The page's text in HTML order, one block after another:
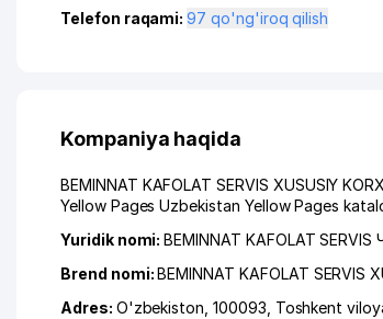
Telefon raqami:
97 qo'ng'iroq qilish
Kompaniya haqida
BEMINNAT KAFOLAT SERVIS XUSUSIY
Yellow Pages Uzbekistan Yellow Pages
Yuridik nomi:BEMINNAT KAFOLAT SERVIS
Brend nomi:BEMINNAT KAFOLAT SERVIS
Adres: O'zbekiston, 100093, Toshkent